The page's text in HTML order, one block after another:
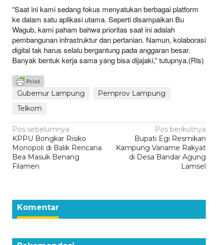
“Saat ini kami sedang fokus menyatukan berbagai platform
ke dalam satu aplikasi utama. Seperti disampaikan Bu
Wagub, kami paham bahwa prioritas saat ini adalah
pembangunan infrastruktur dan pertanian. Namun, kolaborasi
digital tak harus selalu bergantung pada anggaran besar.
Banyak bentuk kerja sama yang bisa dijajaki,” tutupnya.(Rls)
Gubernur Lampung
Pemprov Lampung
Telkom
Navigasi
pos
Pos sebelumnya
KPPU Bongkar Risiko
Monopoli di Balik Rencana
Bea Masuk Benang
Filamen
Pos berikutnya
Bupati Egi Resmikan
Kampung Vaname Rakyat
di Desa Bandar Agung
Lamsel
Komentar